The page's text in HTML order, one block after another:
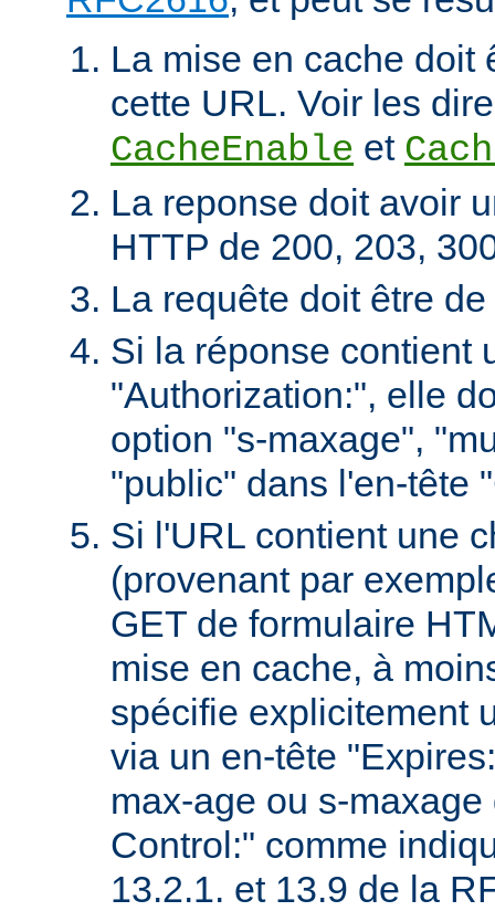
La mise en cache doit
cette URL. Voir les
CacheEnable et
La reponse doit avoir
HTTP de 200, 203,
La requête doit être
Si la réponse contient
"Authorization:", elle
option "s-maxage",
"public" dans l'en-tête
Si l'URL contient une
(provenant par
GET de formulaire
mise en cache, à
spécifie explicitement
via un en-tête
max-age ou s-
Control:" comme
13.2.1. et 13.9 de la